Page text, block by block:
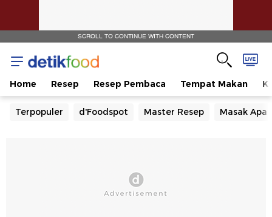
SCROLL TO CONTINUE WITH CONTENT
Home Resep Resep Pembaca Tempat Makan
Terpopuler d'Foodspot Master Resep Masak Apa